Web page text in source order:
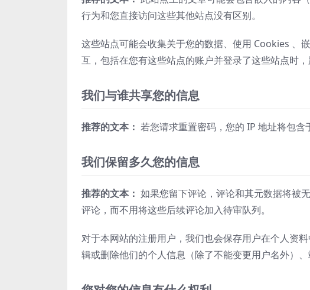
行为和您直接访问这些其他站点没有区别。
这些站点可能会收集关于您的数据、使用 Cookies 、
互，包括在您有这些站点的账户并登录了这些站点时，
我们与谁共享您的信息
推荐的文本： 若您请求重置密码，您的 IP 地址将包含
我们保留多久您的信息
推荐的文本： 如果您留下评论，评论和其元数据将被
评论，而不用将这些后续评论加入待审队列。
对于本网站的注册用户，我们也会保存用户在个人资
辑或删除他们的个人信息（除了不能变更用户名外）